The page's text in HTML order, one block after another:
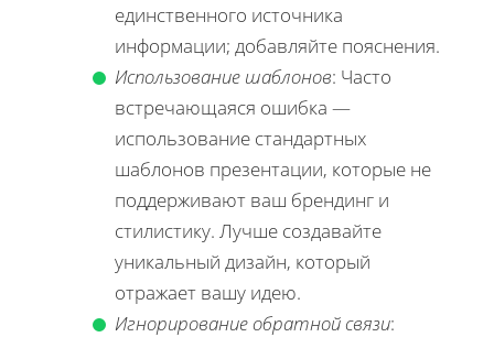
единственного источника
информации; добавляйте пояснения.
Использование шаблонов: Часто
встречающаяся ошибка —
использование стандартных
шаблонов презентации, которые не
поддерживают ваш брендинг и
стилистику. Лучше создавайте
уникальный дизайн, который
отражает вашу идею.
Игнорирование обратной связи: